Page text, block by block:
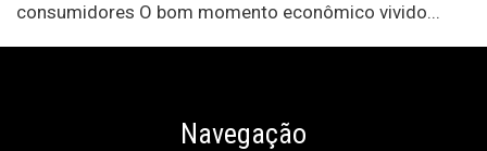
consumidores O bom momento econômico vivido...
Navegação